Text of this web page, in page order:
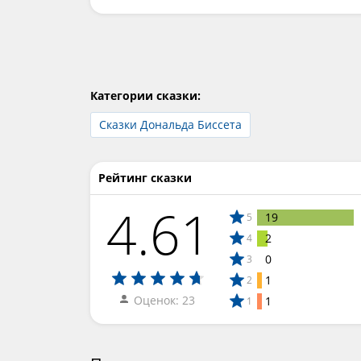
Категории сказки:
Сказки Дональда Биссета
Рейтинг сказки
4.61
Оценок: 23
5 19
4 2
3 0
2 1
1 1